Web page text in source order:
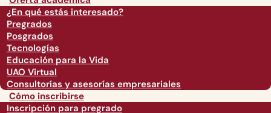
¿En qué estás interesado?
Pregrados
Posgrados
Tecnologías
Educación para la Vida
UAO Virtual
Consultorías y asesorías empresariales
Cómo inscribirse
Inscripción para pregrado